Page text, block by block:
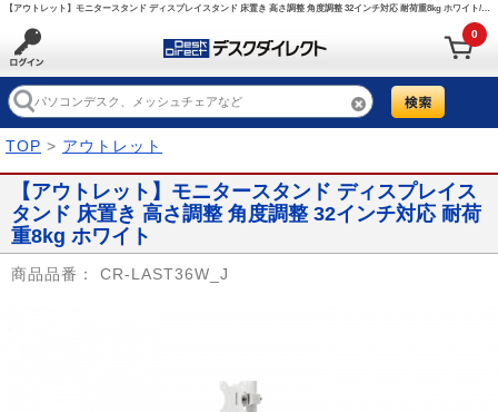
【アウトレット】モニタースタンド ディスプレイスタンド 床置き 高さ調整 角度調整 32インチ対応 耐荷重8kg ホワイト/CR-LAST36W_J【デスクダイレクト】
0
TOP > アウトレット
【アウトレット】モニタースタンド ディスプレイス
タンド 床置き 高さ調整 角度調整 32インチ対応 耐荷
重8kg ホワイト
商品品番： CR-LAST36W_J